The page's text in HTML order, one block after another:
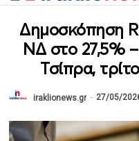
Δημοσκόπηση
ΝΔ στο 27,5%
Τσίπρα,
iraklionews.gr 27/05/